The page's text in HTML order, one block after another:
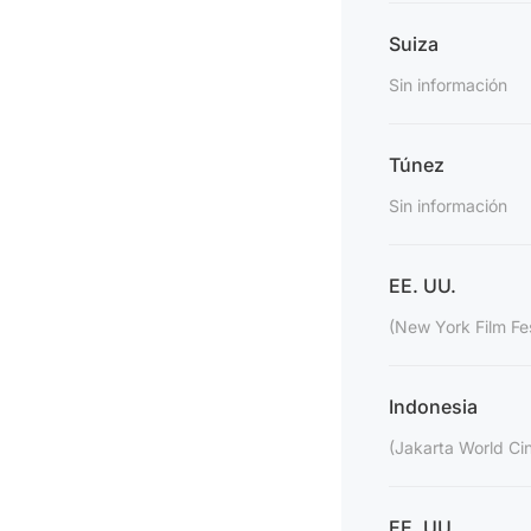
Suiza
Sin información
Túnez
Sin información
EE. UU.
(New York Film
Indonesia
(Jakarta World